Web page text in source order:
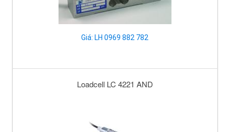
Giá: LH 0969 882 782
Loadcell LC 4221 AND